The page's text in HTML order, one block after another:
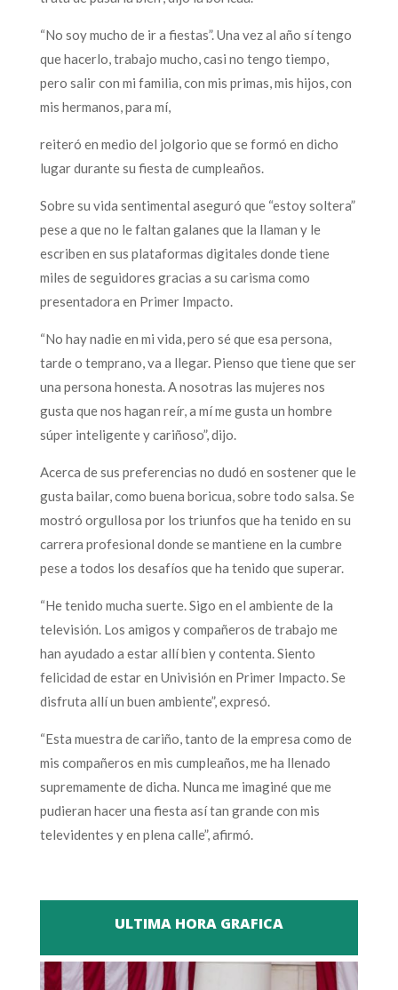
“No soy mucho de ir a fiestas”. Una vez al año sí tengo
que hacerlo, trabajo mucho, casi no tengo tiempo,
pero salir con mi familia, con mis primas, mis hijos, con
mis hermanos, para mí,
reiteró en medio del jolgorio que se formó en dicho
lugar durante su fiesta de cumpleaños.
Sobre su vida sentimental aseguró que “estoy soltera”
pese a que no le faltan galanes que la llaman y le
escriben en sus plataformas digitales donde tiene
miles de seguidores gracias a su carisma como
presentadora en Primer Impacto.
“No hay nadie en mi vida, pero sé que esa persona,
tarde o temprano, va a llegar. Pienso que tiene que ser
una persona honesta. A nosotras las mujeres nos
gusta que nos hagan reír, a mí me gusta un hombre
súper inteligente y cariñoso”, dijo.
Acerca de sus preferencias no dudó en sostener que le
gusta bailar, como buena boricua, sobre todo salsa. Se
mostró orgullosa por los triunfos que ha tenido en su
carrera profesional donde se mantiene en la cumbre
pese a todos los desafíos que ha tenido que superar.
“He tenido mucha suerte. Sigo en el ambiente de la
televisión. Los amigos y compañeros de trabajo me
han ayudado a estar allí bien y contenta. Siento
felicidad de estar en Univisión en Primer Impacto. Se
disfruta allí un buen ambiente”, expresó.
“Esta muestra de cariño, tanto de la empresa como de
mis compañeros en mis cumpleaños, me ha llenado
supremamente de dicha. Nunca me imaginé que me
pudieran hacer una fiesta así tan grande con mis
televidentes y en plena calle”, afirmó.
ULTIMA HORA GRAFICA